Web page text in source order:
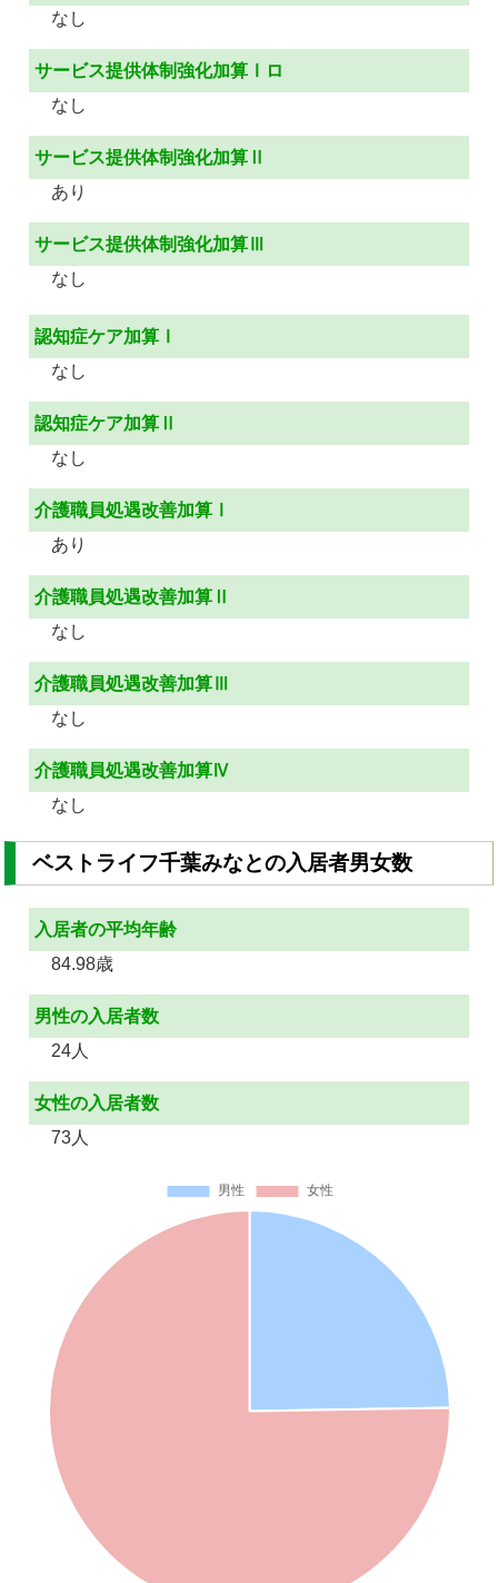
なし
サービス提供体制強化加算Ⅰロ
なし
サービス提供体制強化加算Ⅱ
あり
サービス提供体制強化加算Ⅲ
なし
認知症ケア加算Ⅰ
なし
認知症ケア加算Ⅱ
なし
介護職員処遇改善加算Ⅰ
あり
介護職員処遇改善加算Ⅱ
なし
介護職員処遇改善加算Ⅲ
なし
介護職員処遇改善加算Ⅳ
なし
ベストライフ千葉みなとの入居者男女数
入居者の平均年齢
84.98歳
男性の入居者数
24人
女性の入居者数
73人